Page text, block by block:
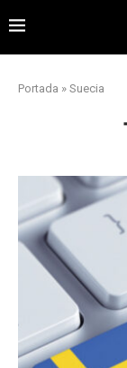
Portada » Suecia